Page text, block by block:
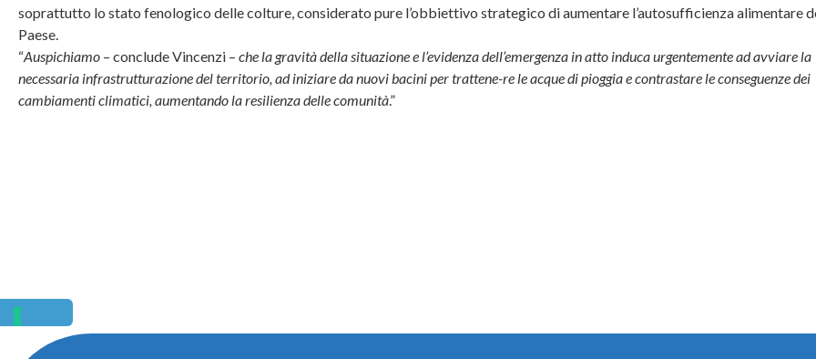
soprattutto lo stato fenologico delle colture, considerato pure l’obbiettivo strategico di aumentare l’autosufficienza alimentare
Paese.
“Auspichiamo – conclude Vincenzi – che la gravità della situazione e l’evidenza dell’emergenza in atto induca urgentemente ad avviare la
necessaria infrastrutturazione del territorio, ad iniziare da nuovi bacini per trattene-re le acque di pioggia e contrastare le conseguenze dei
cambiamenti climatici, aumentando la resilienza delle comunità.”